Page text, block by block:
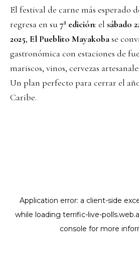
El festival de carne más esperado
regresa en su7ª edición: el sábado
2025, El Pueblito Mayakobase
gastronómica con estaciones de
mariscos, vinos, cervezas
Un plan perfecto para cerrar el
Caribe.